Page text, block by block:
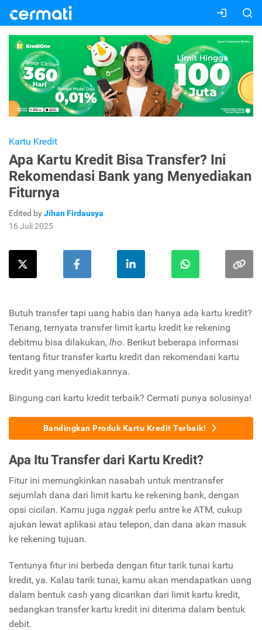
Kartu Kredit
Apa Kartu Kredit Bisa Transfer? Ini
Rekomendasi Bank yang Menyediakan
Fiturnya
Edited byJihan Firdausya
16 Juli 2025
Butuh transfer tapi uang habis dan hanya ada kartu kredit?
Tenang, ternyata transfer limit kartu kredit ke rekening
debitmu bisa dilakukan, lho. Berikut beberapa informasi
tentang fitur transfer kartu kredit dan rekomendasi kartu
kredit yang menyediakannya.
Bingung cari kartu kredit terbaik? Cermati punya solusinya!
Bandingkan Produk Kartu Kredit Terbaik!
Apa Itu Transfer dari Kartu Kredit?
Fitur ini memungkinkan nasabah untuk mentransfer
sejumlah dana dari limit kartu ke rekening bank, dengan
opsi cicilan. Kamu juga nggak perlu antre ke ATM, cukup
ajukan lewat aplikasi atau telepon, dan dana akan masuk
ke rekening tujuan.
Tentunya fitur ini berbeda dengan fitur tarik tunai kartu
kredit, ya. Kalau tarik tunai, kamu akan mendapatkan uang
dalam bentuk cash yang dicarikan dari limit kartu kredit,
sedangkan transfer kartu kredit ini diterima dalam bentuk
debit.